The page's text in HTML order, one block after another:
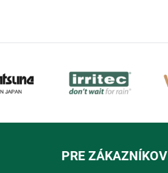
PRE ZÁKAZNÍKOV